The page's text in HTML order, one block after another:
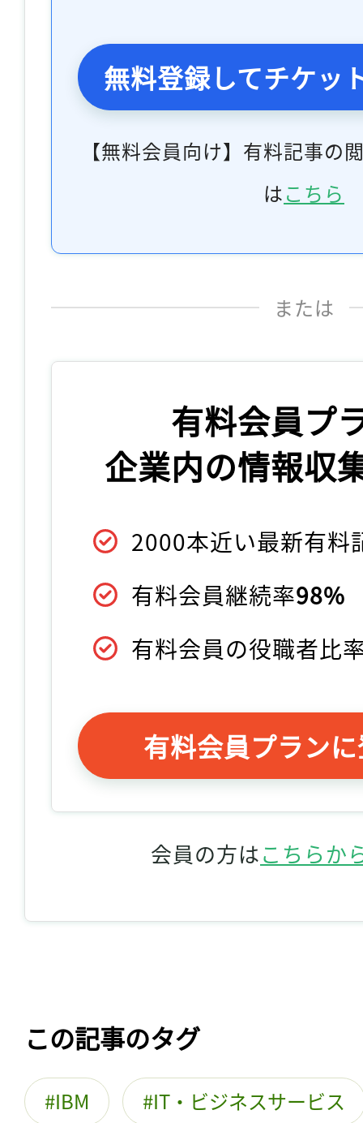
無料登録してチケッ
【無料会員向け】有料記事の
はこちら
または
有料会員プ
企業内の情報収
2000本近い最新有料
有料会員継続率98%
有料会員の役職者比
有料会員プラン
会員の方はこちらか
この記事のタグ
IBM IT・ビジネスサービス